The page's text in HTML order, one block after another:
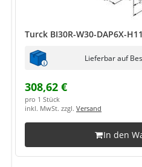
Turck BI30R-W30-DAP6X-
Lieferbar auf
308,62 €
pro 1 Stück
inkl. MwSt. zzgl. Versand
In den